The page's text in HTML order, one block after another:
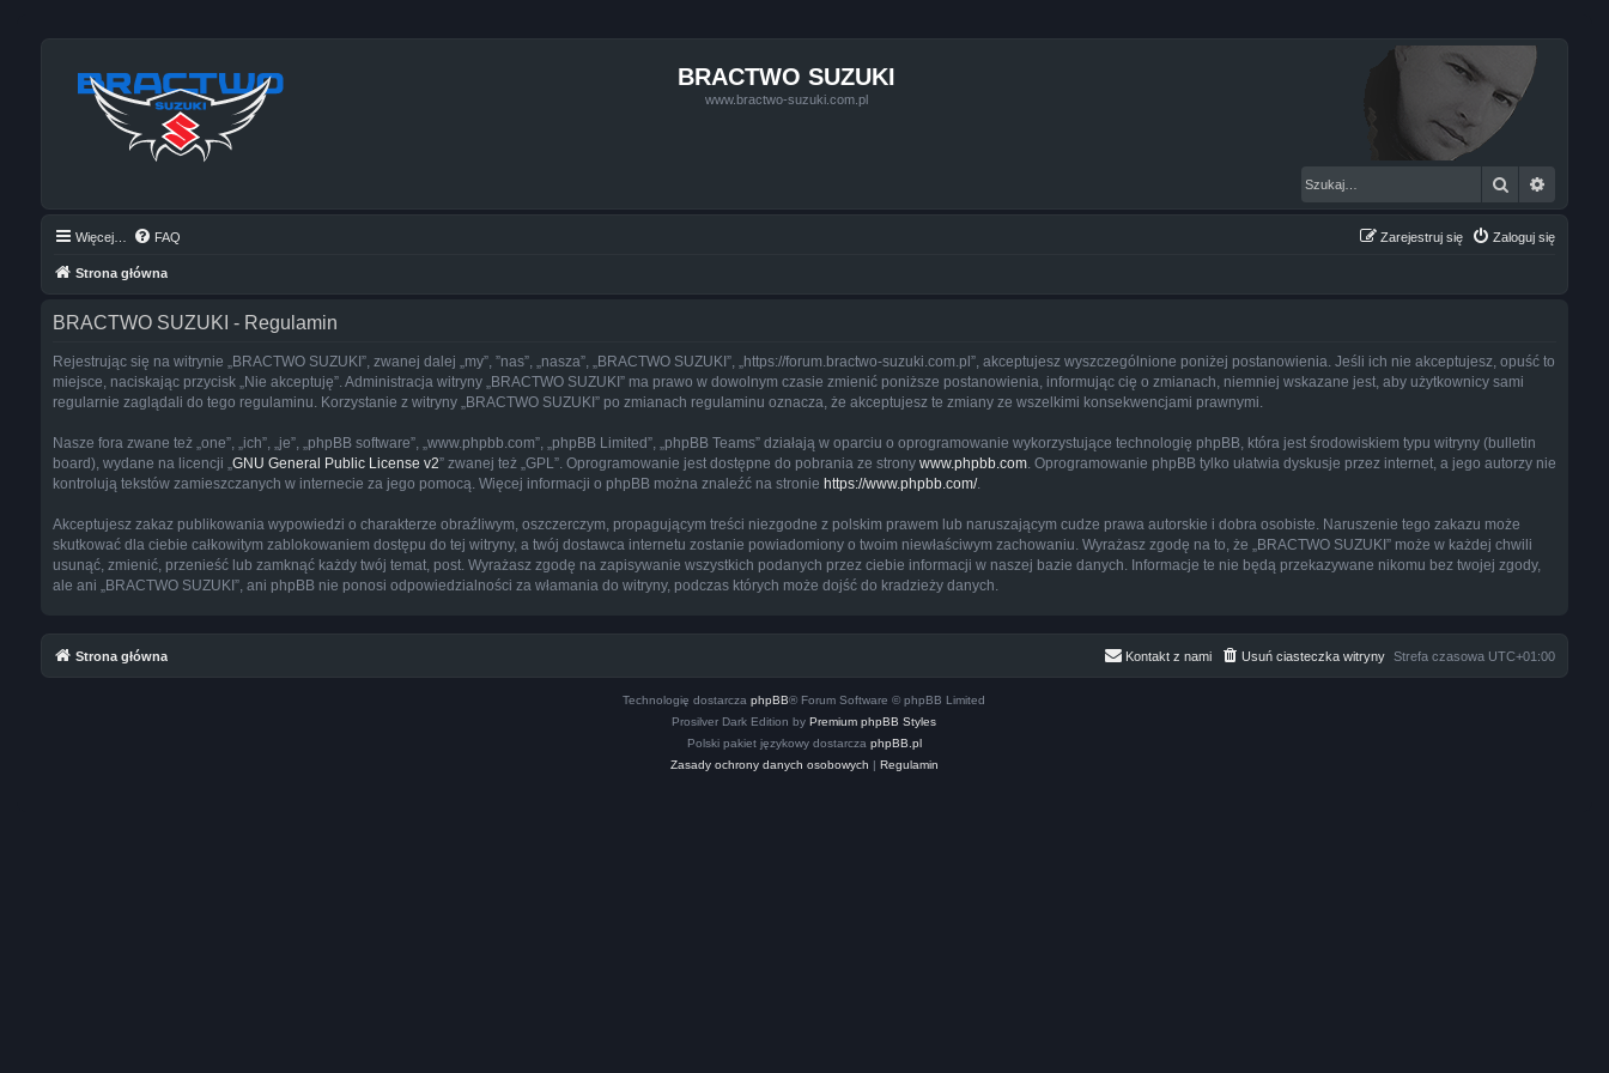
BRACTWO SUZUKI
www.bractwo-suzuki.com.pl
Szukaj
Więcej… FAQ Zaloguj się
Zarejestruj się
Strona główna
BRACTWO SUZUKI - Regulamin
Rejestrując się na witrynie „BRACTWO SUZUKI”, zwanej dalej „my”, ”nas”, „nasza”, „BRACTWO SUZUKI”, „https://forum.bractwo-suzuki.com.pl”, akceptujesz wyszczególnione poniżej postanowienia. Jeśli ich nie akceptujesz, opuść to
miejsce, naciskając przycisk „Nie akceptuję”. Administracja witryny „BRACTWO SUZUKI” ma prawo w dowolnym czasie zmienić poniższe postanowienia, informując cię o zmianach, niemniej wskazane jest, aby użytkownicy sami
regularnie zaglądali do tego regulaminu. Korzystanie z witryny „BRACTWO SUZUKI” po zmianach regulaminu oznacza, że akceptujesz te zmiany ze wszelkimi konsekwencjami prawnymi.
Nasze fora zwane też „one”, „ich”, „je”, „phpBB software”, „www.phpbb.com”, „phpBB Limited”, „phpBB Teams” działają w oparciu o oprogramowanie wykorzystujące technologię phpBB, która jest środowiskiem typu witryny (bulletin
board), wydane na licencji „GNU General Public License v2” zwanej też „GPL”. Oprogramowanie jest dostępne do pobrania ze strony www.phpbb.com. Oprogramowanie phpBB tylko ułatwia dyskusje przez internet, a jego autorzy nie
kontrolują tekstów zamieszczanych w internecie za jego pomocą. Więcej informacji o phpBB można znaleźć na stronie https://www.phpbb.com/.
Akceptujesz zakaz publikowania wypowiedzi o charakterze obraźliwym, oszczerczym, propagującym treści niezgodne z polskim prawem lub naruszającym cudze prawa autorskie i dobra osobiste. Naruszenie tego zakazu może
skutkować dla ciebie całkowitym zablokowaniem dostępu do tej witryny, a twój dostawca internetu zostanie powiadomiony o twoim niewłaściwym zachowaniu. Wyrażasz zgodę na to, że „BRACTWO SUZUKI” może w każdej chwili
usunąć, zmienić, przenieść lub zamknąć każdy twój temat, post. Wyrażasz zgodę na zapisywanie wszystkich podanych przez ciebie informacji w naszej bazie danych. Informacje te nie będą przekazywane nikomu bez twojej zgody,
ale ani „BRACTWO SUZUKI”, ani phpBB nie ponosi odpowiedzialności za włamania do witryny, podczas których może dojść do kradzieży danych.
Strona główna Strefa czasowa UTC+01:00
Usuń ciasteczka witryny
Kontakt z nami
Technologię dostarczaphpBB® Forum Software © phpBB Limited
Prosilver Dark Edition byPremium phpBB Styles
Polski pakiet językowy dostarcza phpBB.pl
Zasady ochrony danych osobowych | Regulamin